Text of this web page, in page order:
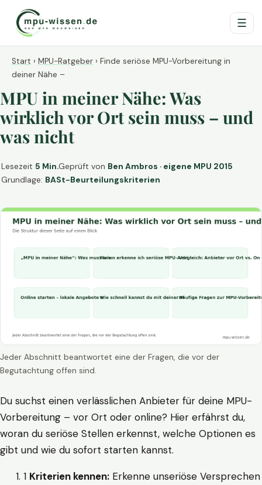
☰
Start › MPU-Ratgeber › Finde seriöse MPU-Vorbereitung in
deiner Nähe –
MPU in meiner Nähe: Was
wirklich vor Ort sein muss – und
was nicht
Lesezeit 5 Min.Geprüft von Ben Ambros · eigene MPU 2015
Grundlage: BASt-Beurteilungskriterien
Jeder Abschnitt beantwortet eine der Fragen, die vor der
Begutachtung offen sind.
Du suchst einen verlässlichen Anbieter für deine MPU-
Vorbereitung – vor Ort oder online? Hier erfährst du,
woran du seriöse Stellen erkennst, welche Optionen es
gibt und wie du sofort starten kannst.
1 Kriterien kennen: Erkenne unseriöse Versprechen